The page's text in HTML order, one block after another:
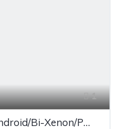
1
Abarth 595 competition Android/Bi-Xenon/PDC/Bőr